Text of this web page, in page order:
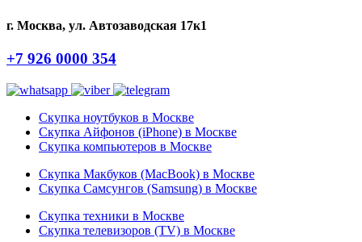
г. Москва, ул. Автозаводская 17к1
+7 926 0000 354
Скупка ноутбуков в Москве
Скупка Айфонов (iPhone) в Москве
Скупка компьютеров в Москве
Скупка Макбуков (MacBook) в Москве
Скупка Самсунгов (Samsung) в Москве
Скупка техники в Москве
Скупка телевизоров (TV) в Москве